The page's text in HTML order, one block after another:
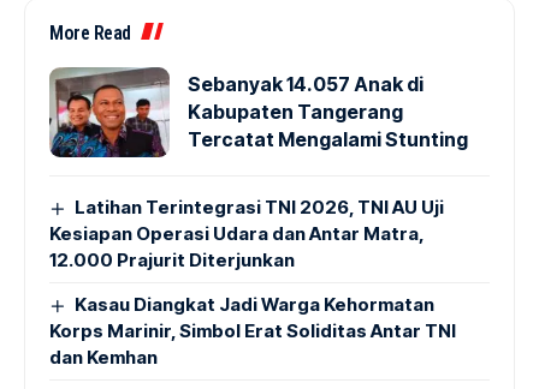
More Read
Sebanyak 14.057 Anak di
Kabupaten Tangerang
Tercatat Mengalami Stunting
Latihan Terintegrasi TNI 2026, TNI AU Uji
Kesiapan Operasi Udara dan Antar Matra,
12.000 Prajurit Diterjunkan
Kasau Diangkat Jadi Warga Kehormatan
Korps Marinir, Simbol Erat Soliditas Antar TNI
dan Kemhan